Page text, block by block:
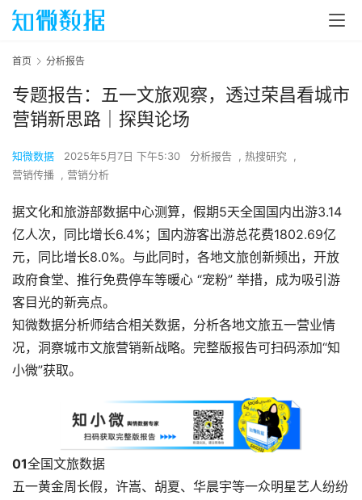
首页 分析报告
专题报告：五一文旅观察，透过荣昌看城市
营销新思路｜探舆论场
知微数据 2025年5月7日 下午5:30 分析报告 , 热搜研究 ,
营销传播 , 营销分析
据文化和旅游部数据中心测算，假期5天全国国内出游3.14
亿人次，同比增长6.4%；国内游客出游总花费1802.69亿
元，同比增长8.0%。与此同时，各地文旅创新频出，开放
政府食堂、推行免费停车等暖心 “宠粉” 举措，成为吸引游
客目光的新亮点。
知微数据分析师结合相关数据，分析各地文旅五一营业情
况，洞察城市文旅营销新战略。完整版报告可扫码添加“知
小微”获取。
01全国文旅数据
五一黄金周长假，许嵩、胡夏、华晨宇等一众明星艺人纷纷